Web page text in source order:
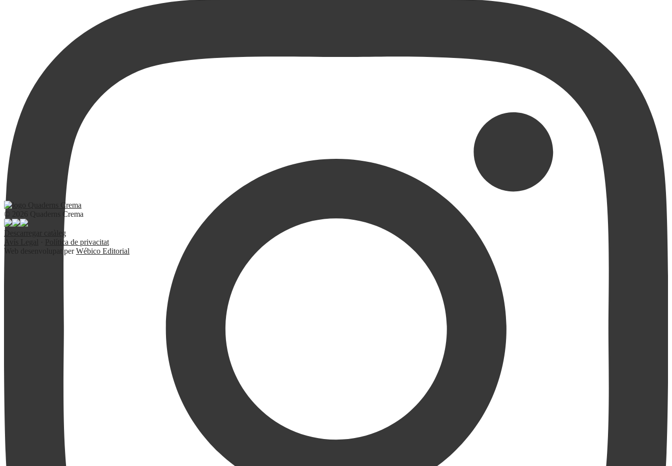
© 2026 Quaderns Crema
Descarregar catàleg
Avís Legal
Política de privacitat
Web desenvolupat perWébico Editorial